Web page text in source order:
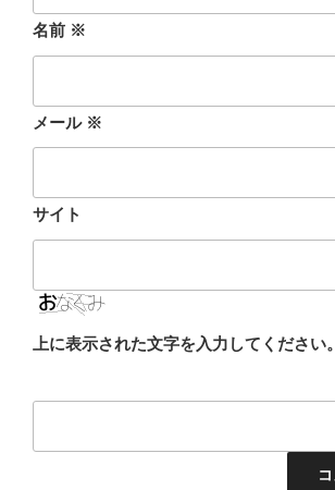
名前 ※
メール ※
サイト
上に表示された文字を入力してください。